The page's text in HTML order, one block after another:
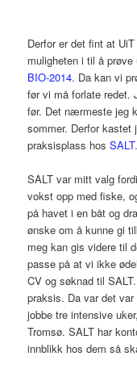
Derfor er det fint at
muligheten i til å
BIO-2014. Da kan vi
før vi må forlate redet.
før. Det nærmeste jeg
sommer. Derfor kastet
praksisplass hosSALT.
SALT var mitt valg
vokst opp med fiske,
på havet i en båt og
ønske om å kunne gi
meg kan gis videre til
passe på at vi ikke
CV og søknad til
praksis. Da var det
jobbe tre intensive
Tromsø. SALT har
innblikk hos dem så